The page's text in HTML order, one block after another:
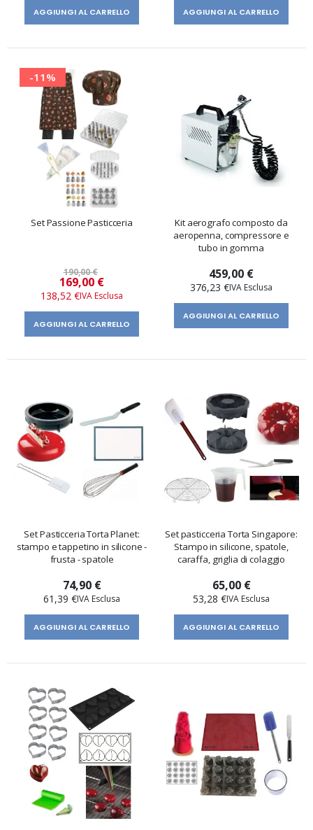
AGGIUNGI AL CARRELLO AGGIUNGI AL CARRELLO
-11%
Set Passione Pasticceria
190,00 €
Prezzo
speciale
169,00 €
138,52 €
AGGIUNGI AL CARRELLO
Kit aerografo composto da
aeropenna, compressore e
tubo in gomma
459,00 €
376,23 €
AGGIUNGI AL CARRELLO
Set Pasticceria Torta Planet:
stampo e tappetino in silicone -
frusta - spatole
74,90 €
61,39 €
AGGIUNGI AL CARRELLO
Set pasticceria Torta Singapore:
Stampo in silicone, spatole,
caraffa, griglia di colaggio
65,00 €
53,28 €
AGGIUNGI AL CARRELLO